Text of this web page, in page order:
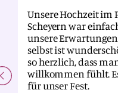
Unsere Hochzeit im
Scheyern war
unsere
selbst ist
so herzlich, dass
willkommen fühlt.
für unser Fest.